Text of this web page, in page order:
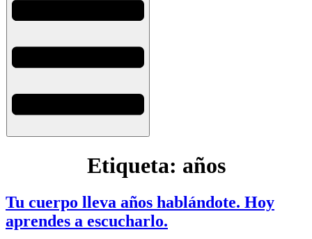
Etiqueta: años
Tu cuerpo lleva años hablándote. Hoy
aprendes a escucharlo.